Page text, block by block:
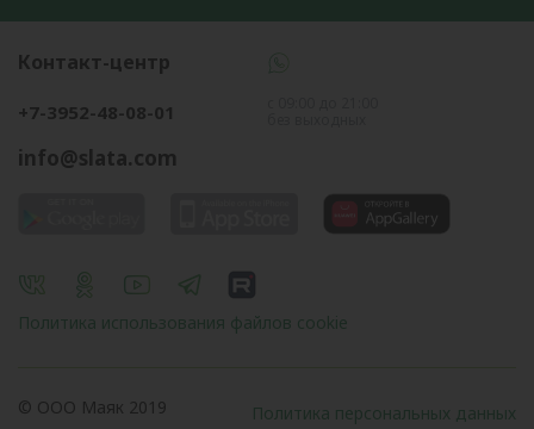
Контакт-центр
+7-3952-48-08-01
info@slata.com
Политика использования файлов cookie
© OOO Маяк 2019 Политика персональных данных